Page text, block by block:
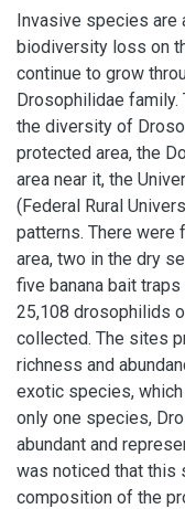
Invasive species are
biodiversity loss on
continue to grow
Drosophilidae
the diversity of
protected area, the
area near it, the
(Federal Rural
patterns. There were
area, two in the dry
five banana bait
25,108 drosophilids
collected. The sites
richness and
exotic species,
only one species,
abundant and
was noticed that this
composition of the